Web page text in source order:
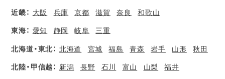
近畿： 大阪 兵庫 京都 滋賀 奈良 和歌山
東海： 愛知 静岡 岐阜 三重
北海道・東北： 北海道 宮城 福島 青森 岩手 山形 秋田
北陸・甲信越： 新潟 長野 石川 富山 山梨 福井